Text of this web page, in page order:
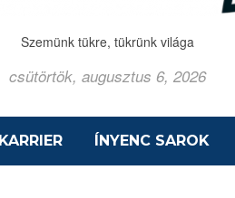
Szemünk tükre, tükrünk világa
csütörtök, augusztus 6, 2026
KARRIER ÍNYENC SAROK